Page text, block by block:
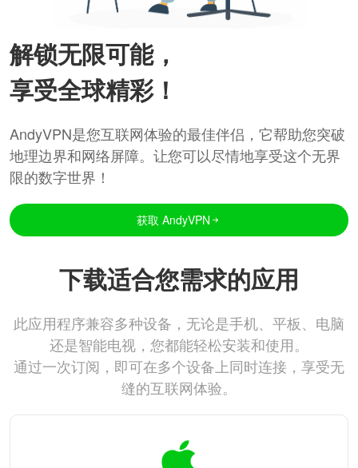
解锁无限可能，
享受全球精彩！
AndyVPN是您互联网体验的最佳伴侣，它帮助您突破
地理边界和网络屏障。让您可以尽情地享受这个无界
限的数字世界！
获取 AndyVPN
下载适合您需求的应用
此应用程序兼容多种设备，无论是手机、平板、电脑
还是智能电视，您都能轻松安装和使用。
通过一次订阅，即可在多个设备上同时连接，享受无
缝的互联网体验。